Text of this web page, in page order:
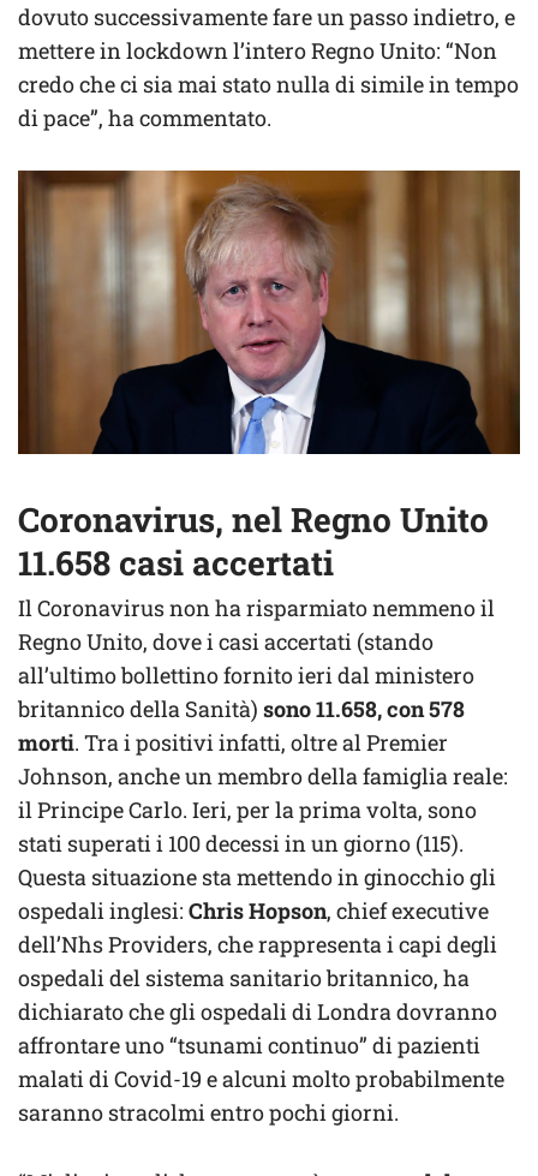
dovuto successivamente fare un passo indietro, e
mettere in lockdown l’intero Regno Unito: “Non
credo che ci sia mai stato nulla di simile in tempo
di pace”, ha commentato.
Coronavirus, nel Regno Unito
11.658 casi accertati
Il Coronavirus non ha risparmiato nemmeno il
Regno Unito, dove i casi accertati (stando
all’ultimo bollettino fornito ieri dal ministero
britannico della Sanità) sono 11.658, con 578
morti. Tra i positivi infatti, oltre al Premier
Johnson, anche un membro della famiglia reale:
il Principe Carlo. Ieri, per la prima volta, sono
stati superati i 100 decessi in un giorno (115).
Questa situazione sta mettendo in ginocchio gli
ospedali inglesi: Chris Hopson, chief executive
dell’Nhs Providers, che rappresenta i capi degli
ospedali del sistema sanitario britannico, ha
dichiarato che gli ospedali di Londra dovranno
affrontare uno “tsunami continuo” di pazienti
malati di Covid-19 e alcuni molto probabilmente
saranno stracolmi entro pochi giorni.